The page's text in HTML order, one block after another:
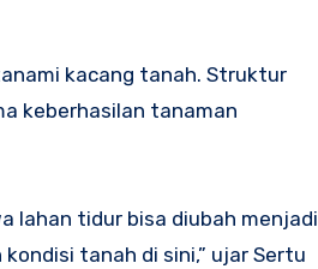
kacang tanah. Struktur
keberhasilan tanaman
lahan tidur bisa diubah menjadi
tanah di sini,” ujar Sertu